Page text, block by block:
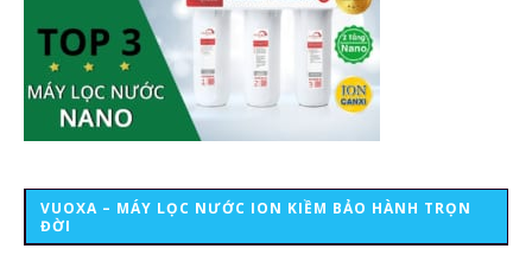
VUOXA – MÁY LỌC NƯỚC ION KIỀM BẢO HÀNH TRỌN
ĐỜI